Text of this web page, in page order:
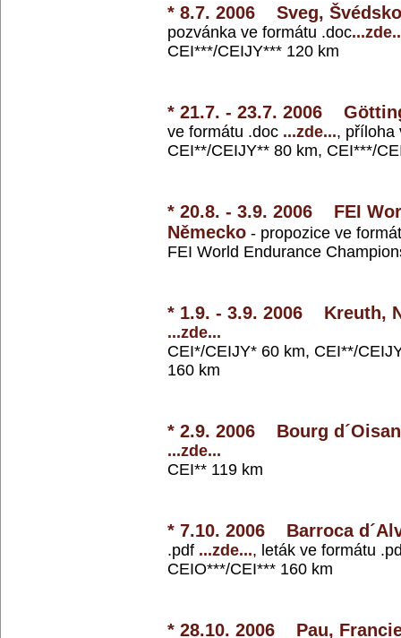
* 8.7. 2006 Sveg, Švédsko
pozvánka ve formátu .doc
CEI***/CEIJY*** 120 km
* 21.7. - 23.7. 2006
ve formátu .doc ...zde..., příloha
CEI**/CEIJY** 80 km, CEI***/
* 20.8. - 3.9. 2006 FEI
Německo - propozice ve
FEI World Endurance
* 1.9. - 3.9. 2006 Kreuth,
...zde...
CEI*/CEIJY* 60 km, CEI**/
160 km
* 2.9. 2006 Bourg
...zde...
CEI** 119 km
* 7.10. 2006 Barroca
.pdf ...zde..., leták ve formátu
CEIO***/CEI*** 160 km
* 28.10. 2006 Pau,